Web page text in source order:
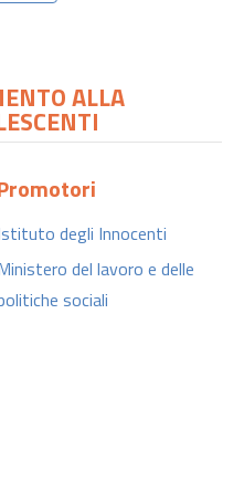
ALLA
degli Innocenti
del lavoro e delle
sociali